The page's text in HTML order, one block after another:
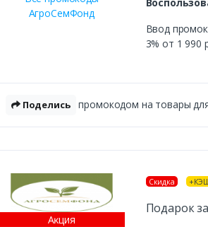
АгроСемФонд
Ввод
3% от 1 990
Поделись промокодом на товары
Аĸция
Скидка
Подарок